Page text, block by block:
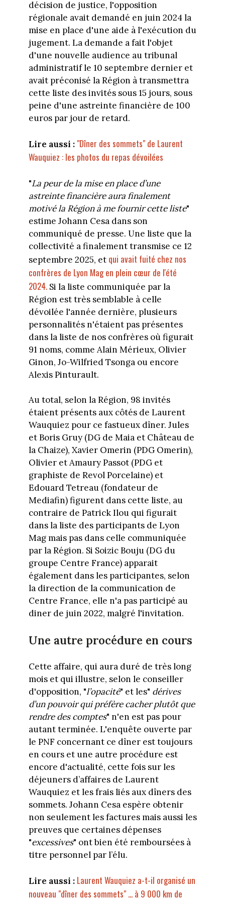
décision de justice, l'opposition
régionale avait demandé en juin 2024 la
mise en place d'une aide à l'exécution du
jugement. La demande a fait l'objet
d'une nouvelle audience au tribunal
administratif le 10 septembre dernier et
avait préconisé la Région à transmettra
cette liste des invités sous 15 jours, sous
peine d'une astreinte financière de 100
euros par jour de retard.
Lire aussi : "Dîner des sommets" de Laurent
Wauquiez : les photos du repas dévoilées
"La peur de la mise en place d’une
astreinte financière aura finalement
motivé la Région à me fournir cette liste"
estime Johann Cesa dans son
communiqué de presse. Une liste que la
collectivité a finalement transmise ce 12
septembre 2025, et qui avait fuité chez nos
confrères de Lyon Mag en plein cœur de l'été
2024.Si la liste communiquée par la
Région est très semblable à celle
dévoilée l'année dernière, plusieurs
personnalités n'étaient pas présentes
dans la liste de nos confrères où figurait
91 noms, comme Alain Mérieux, Olivier
Ginon, Jo-Wilfried Tsonga ou encore
Alexis Pinturault.
Au total, selon la Région, 98 invités
étaient présents aux côtés de Laurent
Wauquiez pour ce fastueux dîner. Jules
et Boris Gruy (DG de Maia et Château de
la Chaize), Xavier Omerin (PDG Omerin),
Olivier et Amaury Passot (PDG et
graphiste de Revol Porcelaine) et
Edouard Tetreau (fondateur de
Mediafin) figurent dans cette liste, au
contraire de Patrick Ilou qui figurait
dans la liste des participants de Lyon
Mag mais pas dans celle communiquée
par la Région. Si Soizic Bouju (DG du
groupe Centre France) apparait
également dans les participantes, selon
la direction de la communication de
Centre France, elle n'a pas participé au
diner de juin 2022, malgré l'invitation.
Une autre procédure en cours
Cette affaire, qui aura duré de très long
mois et qui illustre, selon le conseiller
d'opposition, "l’opacité" et les" dérives
d’un pouvoir qui préfère cacher plutôt que
rendre des comptes" n'en est pas pour
autant terminée. L'enquête ouverte par
le PNF concernant ce dîner est toujours
en cours et une autre procédure est
encore d'actualité, cette fois sur les
déjeuners d’affaires de Laurent
Wauquiez et les frais liés aux dîners des
sommets. Johann Cesa espère obtenir
non seulement les factures mais aussi les
preuves que certaines dépenses
"excessives" ont bien été remboursées à
titre personnel par l’élu.
Lire aussi : Laurent Wauquiez a-t-il organisé un
nouveau "dîner des sommets" ... à 9 000 km de